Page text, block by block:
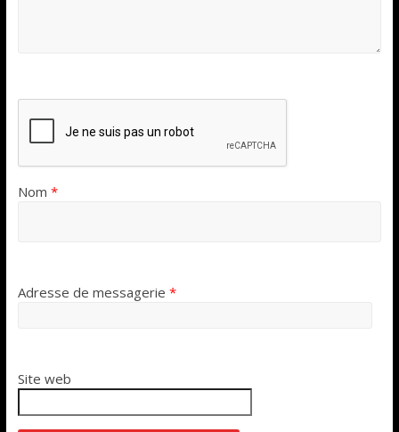
Nom *
Adresse de messagerie *
Site web